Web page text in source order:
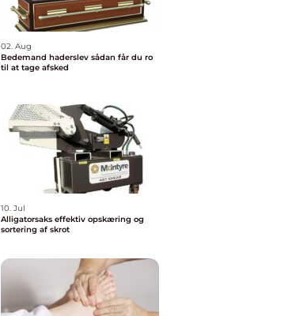
02. Aug
Bedemand haderslev sådan får du ro
til at tage afsked
10. Jul
Alligatorsaks effektiv opskæring og
sortering af skrot